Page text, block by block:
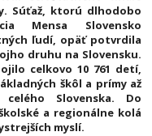
Súťaž, ktorú dlhodobo
Mensa Slovensko
ľudí, opäť potvrdila
druhu na Slovensku.
celkovo 10 761 detí,
škôl a prímy až
Slovenska. Do
a regionálne kolá
myslí.